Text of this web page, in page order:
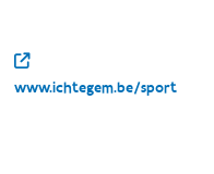
www.ichtegem.be/sport